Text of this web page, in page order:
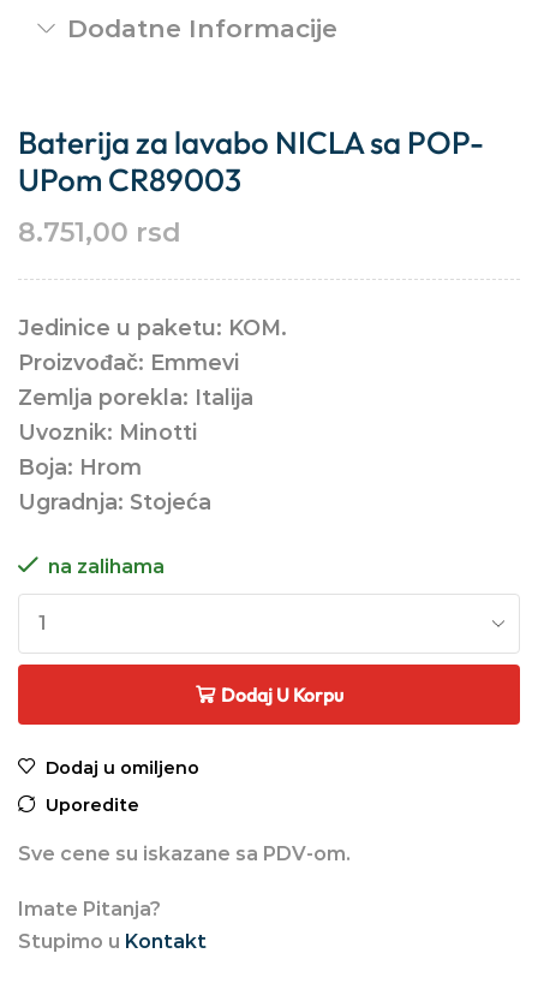
Dodatne Informacije
Baterija za lavabo NICLA sa POP-
UPom CR89003
8.751,00 rsd
Jedinice u paketu: KOM.
Proizvođač: Emmevi
Zemlja porekla: Italija
Uvoznik: Minotti
Boja: Hrom
Ugradnja: Stojeća
na zalihama
Dodaj U Korpu
Dodaj u omiljeno
Uporedite
Sve cene su iskazane sa PDV-om.
Imate Pitanja?
Stupimo u Kontakt